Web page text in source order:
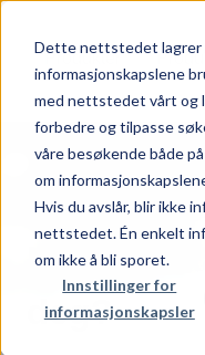
Dette nettstedet lagrer
informasjonskapslene
med nettstedet vårt og
forbedre og tilpasse
våre besøkende både
om
Hvis du avslår, blir ikke
nettstedet. Én enkelt
om ikke å bli sporet.
Innstillinger for
informasjonskapsler
Produkter
Hvordan
deg?